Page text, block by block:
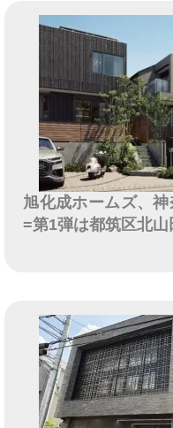
旭化成ホームズ、
=第1弾は都筑区北